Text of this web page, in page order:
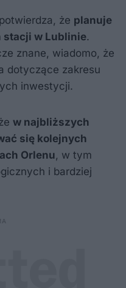
że planuje
stacji w Lublinie.
znane, wiadomo, że
dotyczące zakresu
inwestycji.
w najbliższych
się kolejnych
Orlenu , w tym
i bardziej